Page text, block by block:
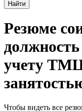
Найти
Резюме
учету
Чтобы видеть все